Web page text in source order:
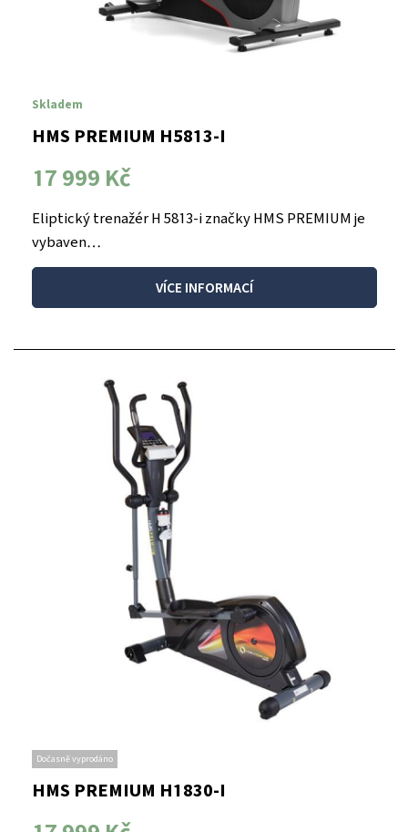
Skladem
HMS PREMIUM H5813-I
17 999 Kč
Eliptický trenažér H 5813-i značky HMS PREMIUM je
vybaven…
VÍCE INFORMACÍ
Dočasně vyprodáno
HMS PREMIUM H1830-I